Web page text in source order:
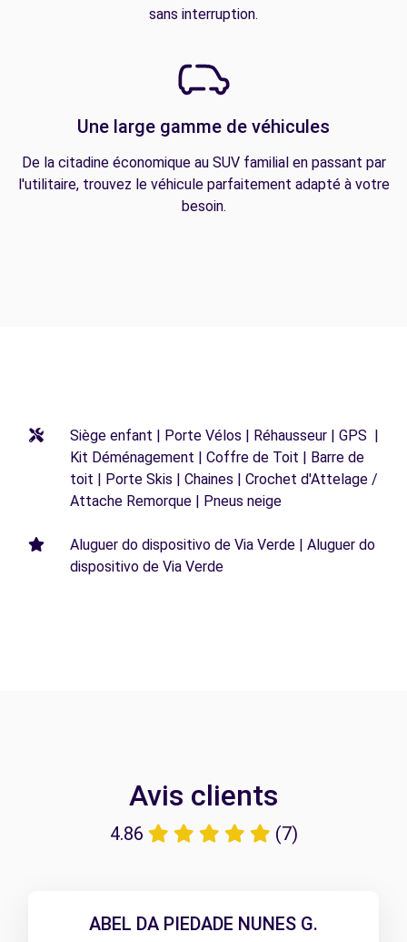
sans interruption.
Une large gamme de véhicules
De la citadine économique au SUV familial en passant par
l'utilitaire, trouvez le véhicule parfaitement adapté à votre
besoin.
Siège enfant | Porte Vélos | Réhausseur | GPS |
Kit Déménagement | Coffre de Toit | Barre de
toit | Porte Skis | Chaines | Crochet d'Attelage /
Attache Remorque | Pneus neige
Aluguer do dispositivo de Via Verde | Aluguer do
dispositivo de Via Verde
Avis clients
4.86 (7)
ABEL DA PIEDADE NUNES G.